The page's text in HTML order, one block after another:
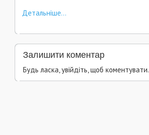
Детальніше...
Залишити коментар
Будь ласка, увійдіть, щоб коментувати.